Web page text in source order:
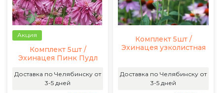
Акция
Комплект 5шт /
Эхинацея Пинк Пудл
Доставка по Челябинску от
3-5 дней
Комплект 5шт /
Эхинацея узколистная
Доставка по Челябинску от
3-5 дней